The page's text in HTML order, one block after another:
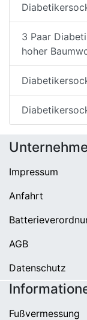
3 Paar
hoher
Impressum
Anfahrt
AGB
Datenschutz
Fußvermessung